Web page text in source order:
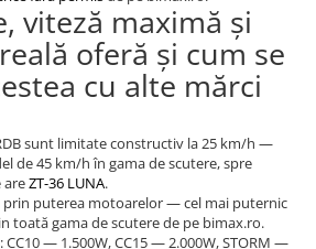
viteză maximă și
oferă și cum se
cu alte mărci
sunt limitate constructiv la 25 km/h —
de 45 km/h în gama de scutere, spre
areZT-36 LUNA.
prin puterea motoarelor — cel mai puternic
toată gama de scutere de pe bimax.ro.
— 1.500W, CC15 — 2.000W, STORM —